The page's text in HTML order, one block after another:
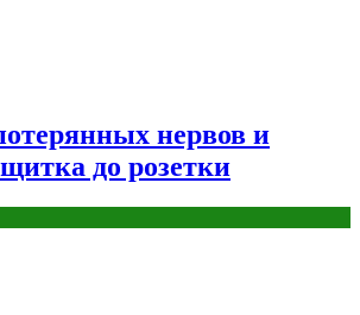
нервов и
до розетки